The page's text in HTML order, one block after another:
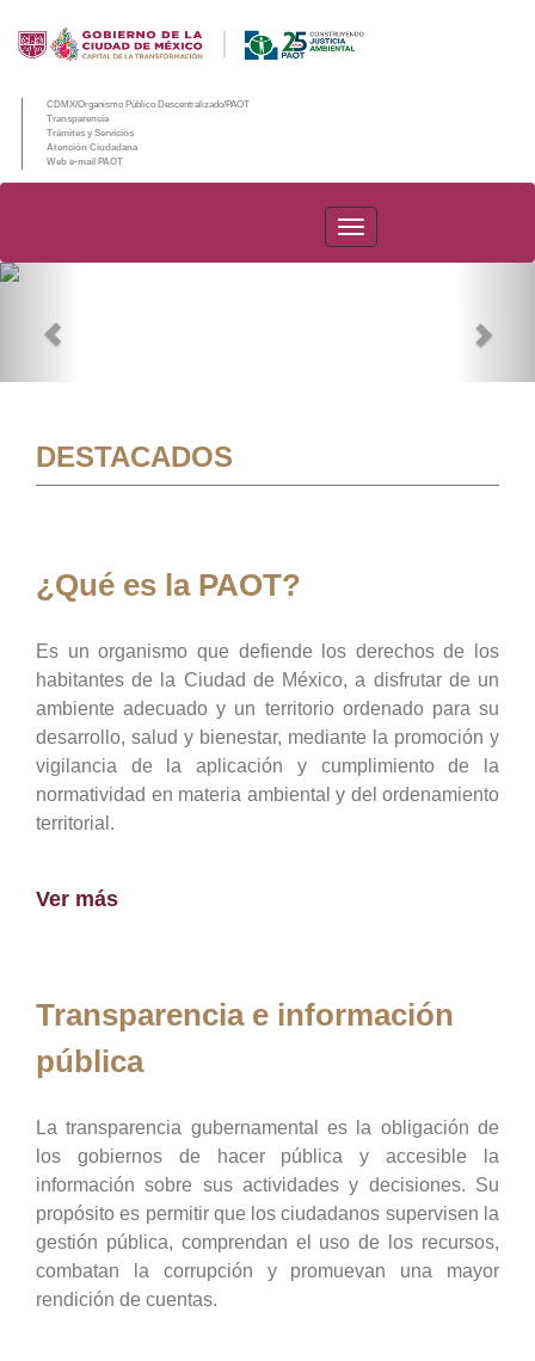
CDMX/Organismo Público Descentralizado/PAOT
Transparencia
Trámites y Servicios
Atención Ciudadana
Web e-mail PAOT
PAOT
DESTACADOS
¿Qué es la PAOT?
Es un organismo que defiende los derechos de los
habitantes de la Ciudad de México, a disfrutar de un
ambiente adecuado y un territorio ordenado para su
desarrollo, salud y bienestar, mediante la promoción y
vigilancia de la aplicación y cumplimiento de la
normatividad en materia ambiental y del ordenamiento
territorial.
Ver más
Transparencia e información
pública
La transparencia gubernamental es la obligación de
los gobiernos de hacer pública y accesible la
información sobre sus actividades y decisiones. Su
propósito es permitir que los ciudadanos supervisen la
gestión pública, comprendan el uso de los recursos,
combatan la corrupción y promuevan una mayor
rendición de cuentas.